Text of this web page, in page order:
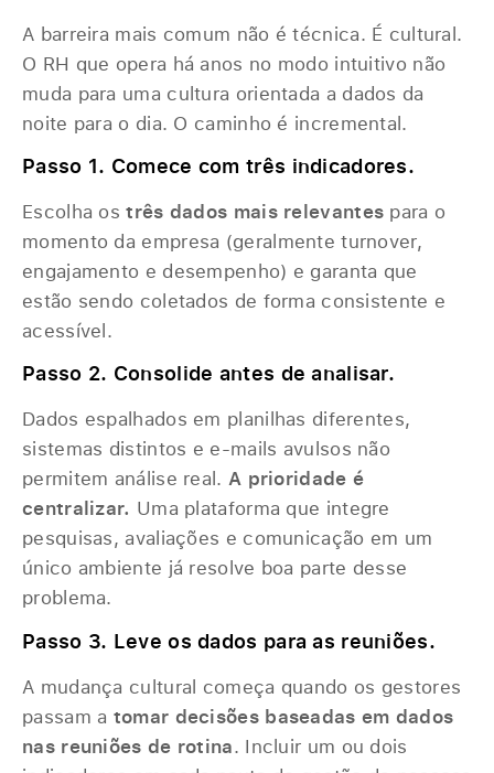
A barreira mais comum não é técnica. É cultural.
O RH que opera há anos no modo intuitivo não
muda para uma cultura orientada a dados da
noite para o dia. O caminho é incremental.
Passo 1. Comece com três indicadores.
Escolha ostrês dados mais relevantes para o
momento da empresa (geralmente turnover,
engajamento e desempenho) e garanta que
estão sendo coletados de forma consistente e
acessível.
Passo 2. Consolide antes de analisar.
Dados espalhados em planilhas diferentes,
sistemas distintos e e-mails avulsos não
permitem análise real. A prioridade é
centralizar. Uma plataforma que integre
pesquisas, avaliações e comunicação em um
único ambiente já resolve boa parte desse
problema.
Passo 3. Leve os dados para as reuniões.
A mudança cultural começa quando os gestores
passam a tomar decisões baseadas em dados
nas reuniões de rotina. Incluir um ou dois